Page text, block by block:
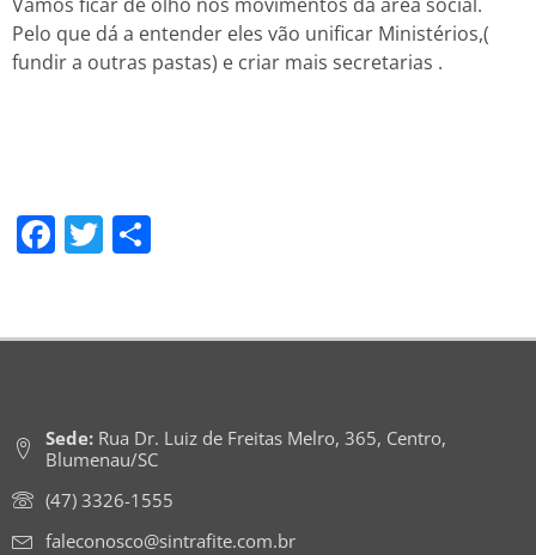
Pelo que dá a entender eles vão unificar Ministérios,(
fundir a outras pastas) e criar mais secretarias .
Facebook
Twitter
Sede:Rua Dr. Luiz de Freitas Melro, 365, Centro,
Blumenau/SC
(47) 3326-1555
faleconosco@sintrafite.com.br